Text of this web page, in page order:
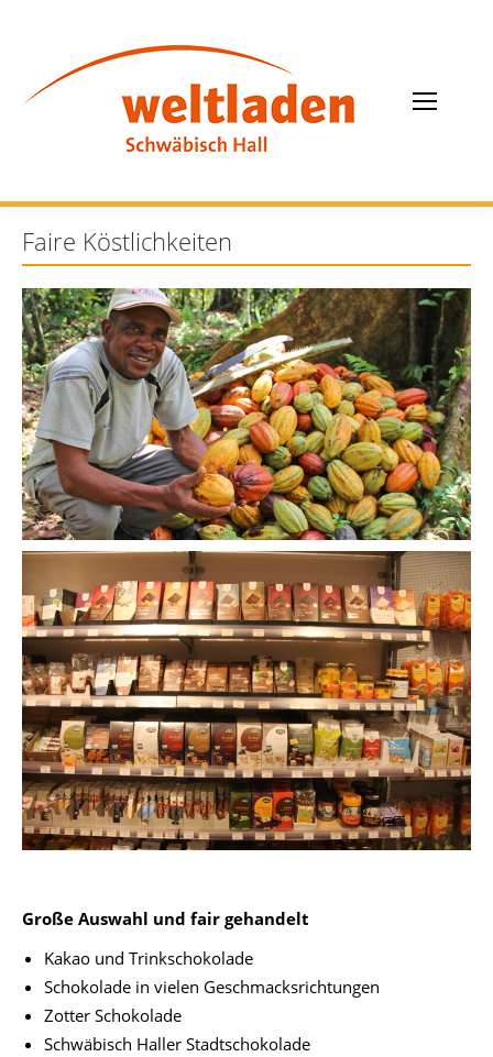
Faire Köstlichkeiten
Große Auswahl und fair gehandelt
Kakao und Trinkschokolade
Schokolade in vielen Geschmacksrichtungen
Zotter Schokolade
Schwäbisch Haller Stadtschokolade